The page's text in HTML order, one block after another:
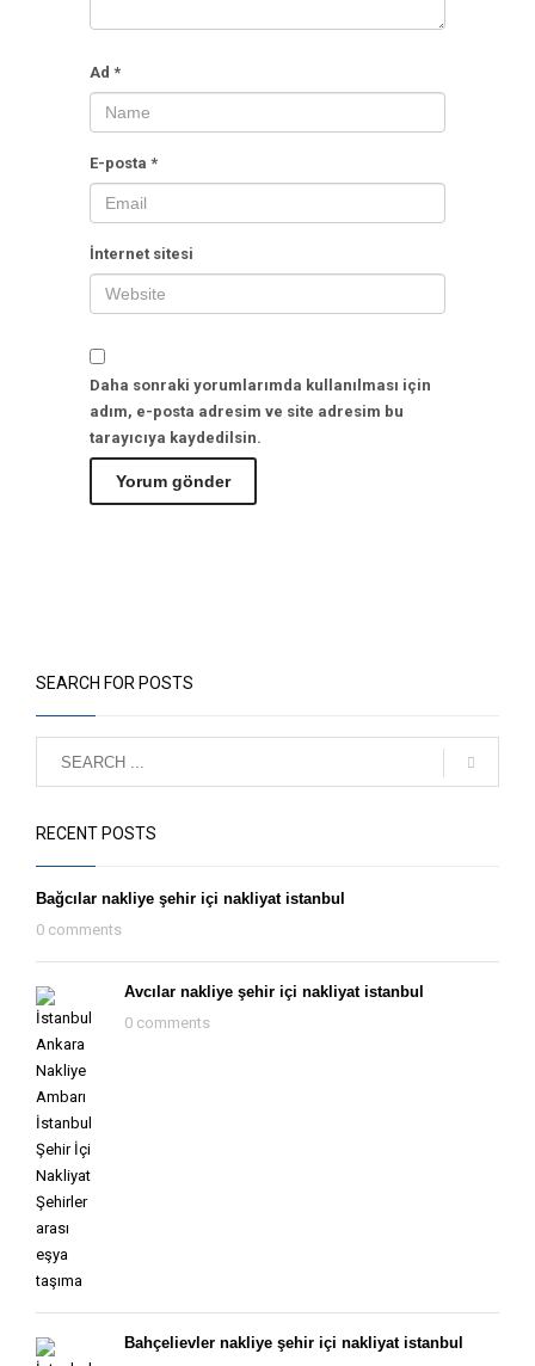
Ad *
E-posta *
İnternet sitesi
Daha sonraki yorumlarımda kullanılması için
adım, e-posta adresim ve site adresim bu
tarayıcıya kaydedilsin.
SEARCH FOR POSTS
RECENT POSTS
Bağcılar nakliye şehir içi nakliyat istanbul
0 comments
Avcılar nakliye şehir içi nakliyat istanbul
0 comments
Bahçelievler nakliye şehir içi nakliyat istanbul